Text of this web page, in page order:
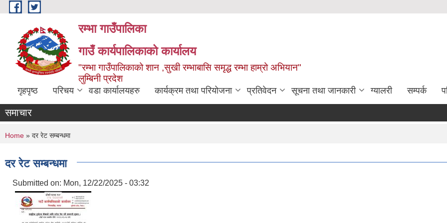
Skip to main content
रम्भा गाउँपालिका
गाउँ कार्यपालिकाको कार्यालय
"रम्भा गाउँपालिकाको शान ,सुखी रम्भाबासि समृद्ध रम्भा हाम्रो अभियान"
लुम्बिनी प्रदेश
गृहपृष्ठ परिचय वडा कार्यालयहरु कार्यक्रम तथा परियोजना प्रतिवेदन सूचना तथा जानकारी ग्यालरी सम्पर्क
समाचार
You are here
Home » दर रेट सम्बन्धमा
दर रेट सम्बन्धमा
Submitted on: Mon, 12/22/2025 - 03:32